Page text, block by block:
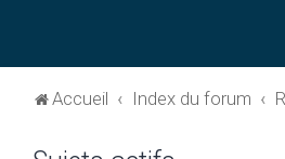
Accueil Index du forum